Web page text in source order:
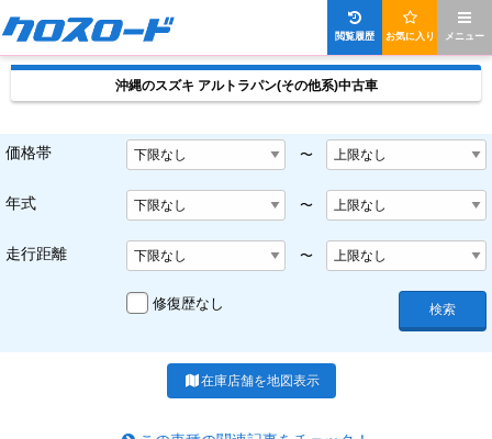
メニュー
お気に入り
閲覧履歴
沖縄のスズキ アルトラパン(その他系)中古車
価格帯 〜
年式 〜
走行距離 〜
修復歴なし 検索
在庫店舗を地図表示